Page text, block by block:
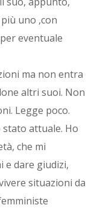
uno ,con
eventuale
ma non entra
altri suoi. Non
Legge poco.
stato attuale. Ho
che mi
e dare giudizi,
situazioni da